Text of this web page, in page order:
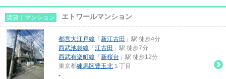
賃貸｜マンション エトワールマンション
都営大江戸線 「 新江古田 」駅 徒歩4分
西武池袋線 「 江古田 」駅 徒歩7分
西武有楽町線 「 新桜台 」駅 徒歩12分
東京都練馬区豊玉北 １丁目
-